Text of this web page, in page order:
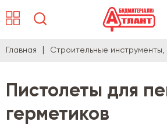
Главная Строительные
Пистолеты для
герметиков